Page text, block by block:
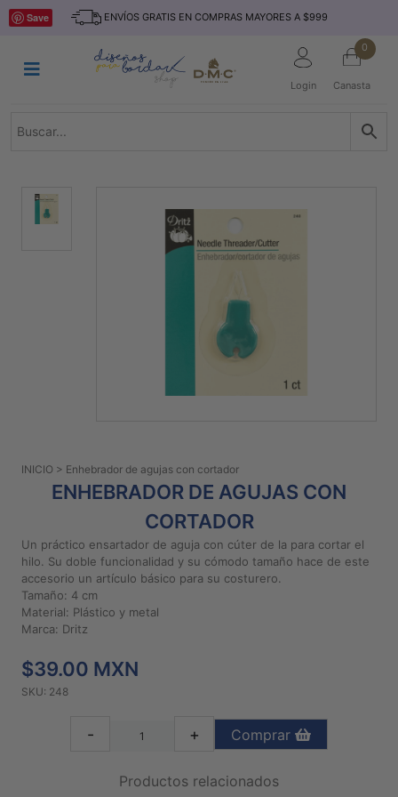
Saltar
ENVÍOS GRATIS EN COMPRAS MAYORES A $999
Login
0
Canasta
INICIO
TEJIDO
TELAS
Preguntas
frecuentes
Privacidad
Políticas
Compra
2026
Save
INICIO > Enhebrador de agujas con cortador
ENHEBRADOR DE AGUJAS CON
CORTADOR
Un práctico ensartador de aguja con cúter de la para cortar el
hilo. Su doble funcionalidad y su cómodo tamaño hace de este
accesorio un artículo básico para su costurero.
Tamaño: 4 cm
Material: Plástico y metal
Marca: Dritz
$39.00 MXN
SKU: 248
- + Comprar
Productos relacionados